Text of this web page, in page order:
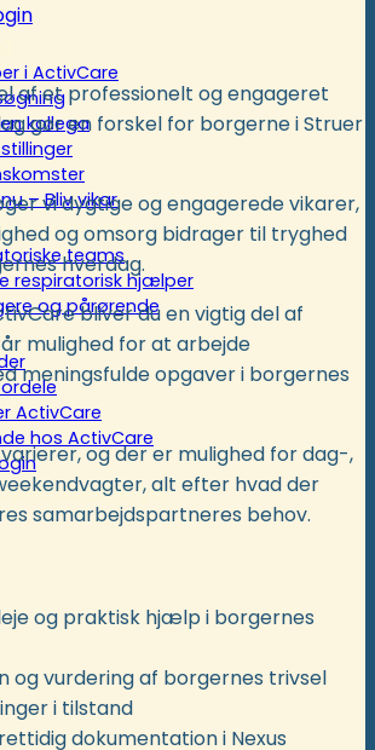
i ActivCare
kollega
– Bliv vikar
ordninger
teams
respiratorisk hjælper
og pårørende
ActivCare
hos ActivCare
af et professionelt og engageret
gør en forskel for borgerne i Struer
vi dygtige og engagerede vikarer,
og omsorg bidrager til tryghed
hverdag.
bliver du en vigtig del af
mulighed for at arbejde
meningsfulde opgaver i borgernes
og der er mulighed for dag-,
alt efter hvad der
samarbejdspartneres behov.
og praktisk hjælp i borgernes
og vurdering af borgernes trivsel
i tilstand
dokumentation i Nexus